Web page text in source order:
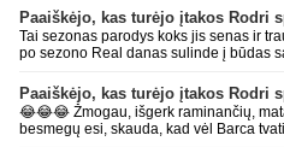
nei kas kitas 😂😂😂 Per mažai tos
kurioje kaip avinas lakstai... per mažai
Tai sezonas parodys koks jis senas ir
po sezono Real danas sulinde į būdas
degraduoja su tais išsivartymais. Gal
tiek jo fanai begalviai ir užtat titulų
trečiam nebus taip. O kiti klubai savo
palikinėja ant kurių patys paskui
😂😂😂 Žmogau, išgerk raminančių,
besmegų esi, skauda, kad vėl Barca